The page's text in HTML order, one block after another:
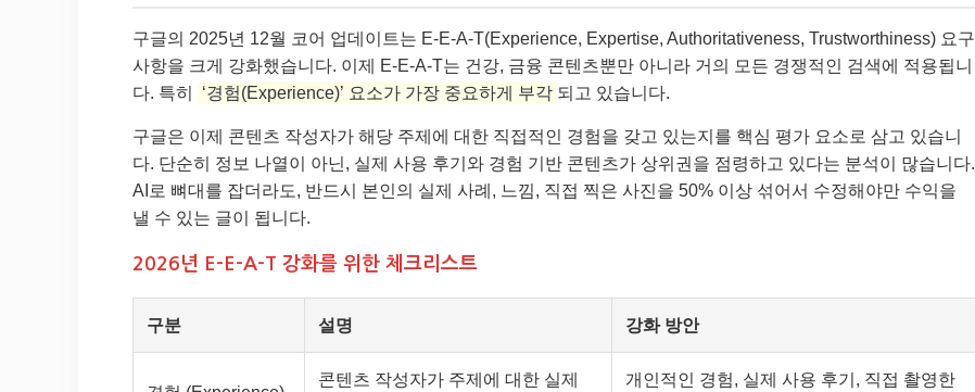
구글의 2025년 12월 코어 업데이트는 E-E-A-T(Experience, Expertise, Authoritativeness, Trustworthiness) 요구
사항을 크게 강화했습니다. 이제 E-E-A-T는 건강, 금융 콘텐츠뿐만 아니라 거의 모든 경쟁적인 검색에 적용됩니
다. 특히
‘경험(Experience)’ 요소가 가장 중요하게 부각 되고 있습니다.
구글은 이제 콘텐츠 작성자가 해당 주제에 대한 직접적인 경험을 갖고 있는지를 핵심 평가 요소로 삼고 있습니
다. 단순히 정보 나열이 아닌, 실제 사용 후기와 경험 기반 콘텐츠가 상위권을 점령하고 있다는 분석이 많습니다.
AI로 뼈대를 잡더라도, 반드시 본인의 실제 사례, 느낌, 직접 찍은 사진을 50% 이상 섞어서 수정해야만 수익을
낼 수 있는 글이 됩니다.
2026년 E-E-A-T 강화를 위한 체크리스트
구분 설명 강화 방안
콘텐츠 작성자가 주제에 대한 실제
개인적인 경험, 실제 사용 후기, 직접 촬영한